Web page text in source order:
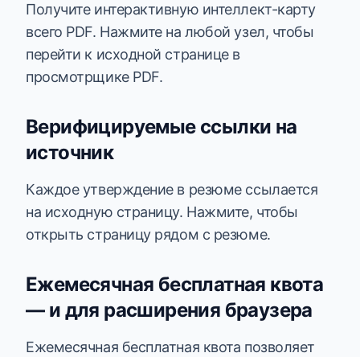
Получите интерактивную интеллект-карту
всего PDF. Нажмите на любой узел, чтобы
перейти к исходной странице в
просмотрщике PDF.
Верифицируемые ссылки на
источник
Каждое утверждение в резюме ссылается
на исходную страницу. Нажмите, чтобы
открыть страницу рядом с резюме.
Ежемесячная бесплатная квота
— и для расширения браузера
Ежемесячная бесплатная квота позволяет